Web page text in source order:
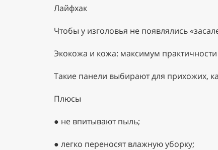
Лайфхак
Чтобы у изголовья не появлялись
Экокожа и кожа: максимум практичности
Такие панели выбирают для прихожих,
Плюсы
● не впитывают пыль;
● легко переносят влажную уборку;